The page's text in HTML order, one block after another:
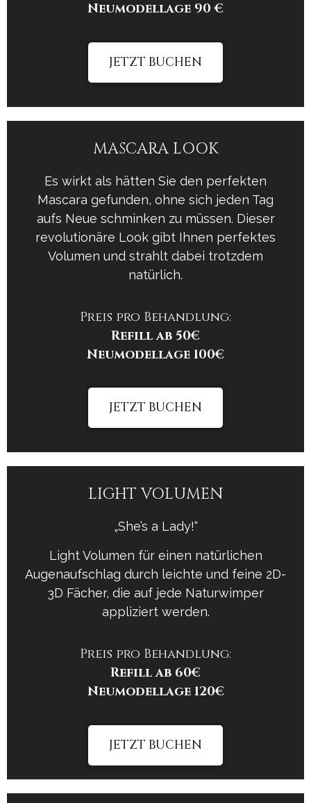
Neumodellage 90 €
JETZT BUCHEN
MASCARA LOOK
Es wirkt als hätten Sie den perfekten
Mascara gefunden, ohne sich jeden Tag
aufs Neue schminken zu müssen. Dieser
revolutionäre Look gibt Ihnen perfektes
Volumen und strahlt dabei trotzdem
natürlich.
Preis pro Behandlung:
Refill ab 50€
Neumodellage 100€
JETZT BUCHEN
LIGHT VOLUMEN
„She’s a Lady!“
Light Volumen für einen natürlichen
Augenaufschlag durch leichte und feine 2D-
3D Fächer, die auf jede Naturwimper
appliziert werden.
Preis pro Behandlung:
Refill ab 60€
Neumodellage 120€
JETZT BUCHEN